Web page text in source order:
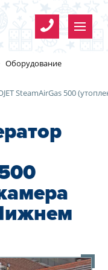
Оборудование
SteamAirGas 500